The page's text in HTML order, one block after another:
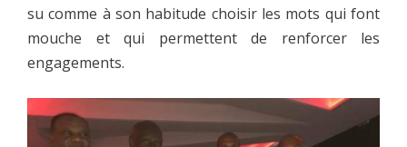
su comme à son habitude choisir les mots qui font
mouche et qui permettent de renforcer les
engagements.